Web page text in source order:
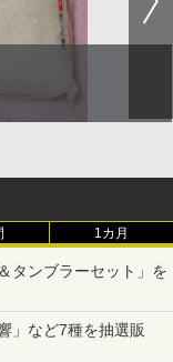
1カ月
タンブラーセット」を
」など7種を抽選販